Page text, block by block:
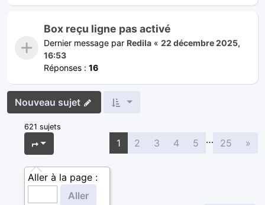
Box reçu ligne pas activé
Dernier message par Redila « 22 décembre 2025,
16:53
Réponses : 16
Nouveau sujet
621 sujets
Page
Aller à la page :
1 2 3 4 5 … 25 »